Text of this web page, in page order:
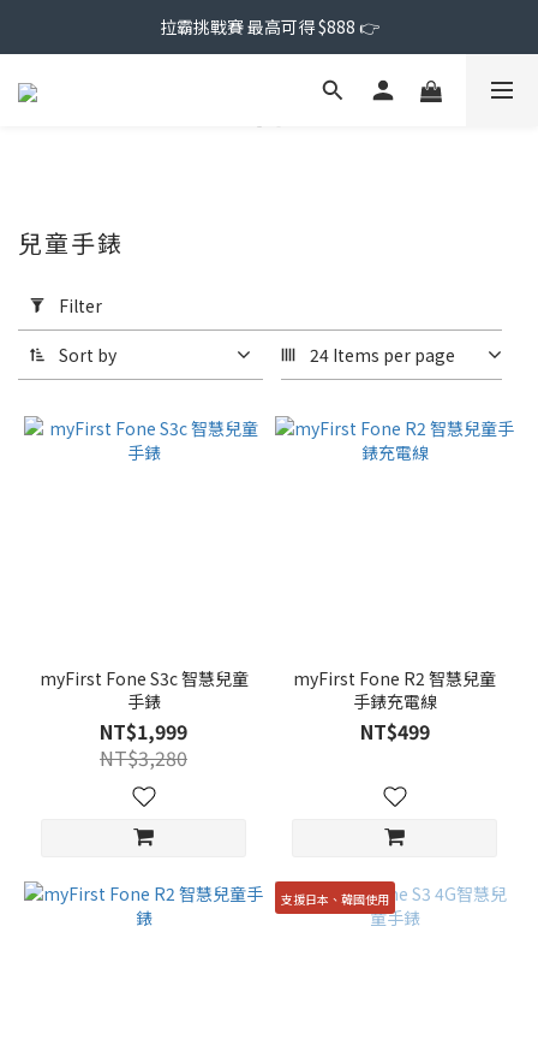
拉霸挑戰賽 最高可得 $888 👉
Filter
(0/20)
Range
(NT$)
兒童手錶
Filter
Sort by 24 Items per page
myFirst Fone S3c 智慧兒童
手錶
NT$1,999
NT$3,280
myFirst Fone R2 智慧兒童
手錶充電線
NT$499
支援日本、韓國使用